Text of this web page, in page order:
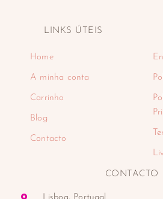
Eletrodomésticos
Balanças
Máquinas de barbear
Fornos de encastre
LINKS ÚTEIS
Home
A minha conta
Carrinho
Blog
Contacto
CONTACTO